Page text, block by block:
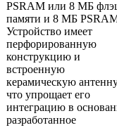
PSRAM или 8 МБ
памяти и 8 МБ
Устройство имеет
перфорированную
конструкцию и
встроенную
керамическую
что упрощает его
интеграцию в
разработанное